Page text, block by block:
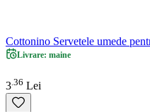
Cottonino Servetele umede
Livrare: maine
3 36 Lei